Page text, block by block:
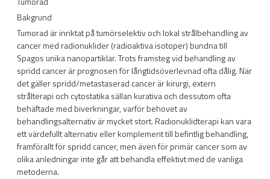
Bakgrund
Tumorad är inriktat på tumörselektiv och lokal strålbehandling av
cancer med radionuklider (radioaktiva isotoper) bundna till
Spagos unika nanopartiklar. Trots framsteg vid behandling av
spridd cancer är prognosen för långtidsöverlevnad ofta dålig. När
det gäller spridd/metastaserad cancer är kirurgi, extern
strålterapi och cytostatika sällan kurativa och dessutom ofta
behäftade med biverkningar, varför behovet av
behandlingsalternativ är mycket stort. Radionuklidterapi kan vara
ett värdefullt alternativ eller komplement till befintlig behandling,
framförallt för spridd cancer, men även för primär cancer som av
olika anledningar inte går att behandla effektivt med de vanliga
metoderna.